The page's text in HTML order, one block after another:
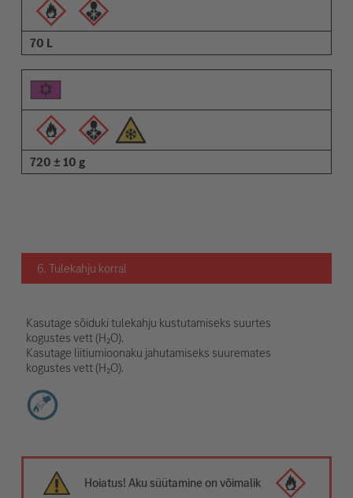
70 L
720 ± 10 g
6. Tulekahju korral
Kasutage sõiduki tulekahju kustutamiseks suurtes
kogustes vett (H₂O).
Kasutage liitiumioonaku jahutamiseks suuremates
kogustes vett (H₂O).
Hoiatus! Aku süütamine on võimalik